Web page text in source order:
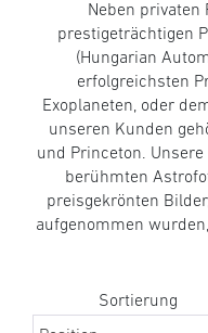
Neben privaten
prestigeträchtigen
(Hungarian
erfolgreichsten
Exoplaneten, oder
unseren Kunden
und Princeton.
berühmten
preisgekrönten
aufgenommen
Sortierung